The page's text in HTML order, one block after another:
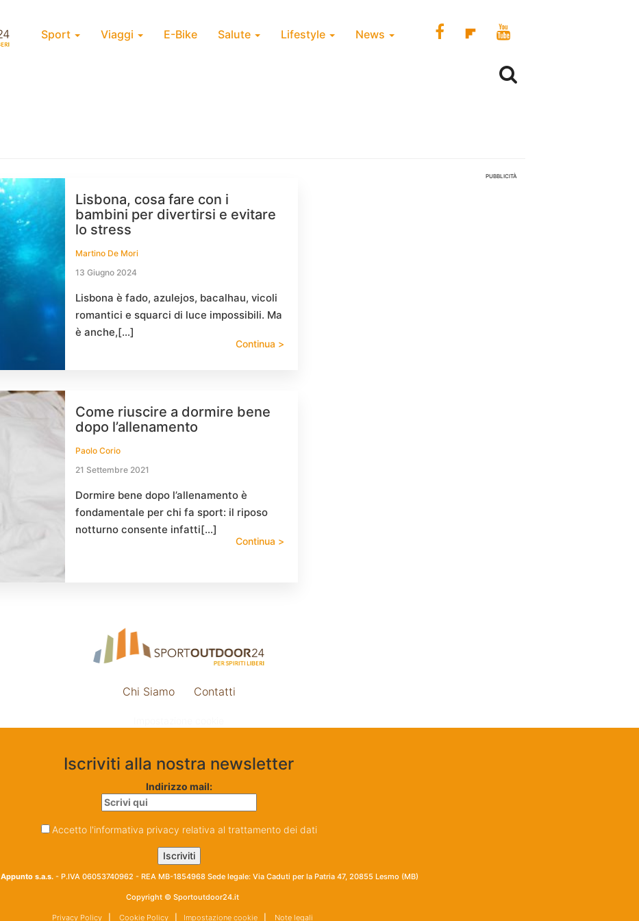
Sport Viaggi E-Bike Salute Lifestyle News
Lisbona, cosa fare con i
bambini per divertirsi e evitare
lo stress
Martino De Mori
13 Giugno 2024
Lisbona è fado, azulejos, bacalhau, vicoli
romantici e squarci di luce impossibili. Ma
è anche,[…]
Continua >
Come riuscire a dormire bene
dopo l’allenamento
Paolo Corio
21 Settembre 2021
Dormire bene dopo l’allenamento è
fondamentale per chi fa sport: il riposo
notturno consente infatti[…]
Continua >
PUBBLICITÀ
Chi Siamo Contatti
Iscriviti alla nostra newsletter
Indirizzo mail:
Accetto l'informativa privacy relativa al trattamento dei dati
Appunto s.a.s. - P.IVA 06053740962 - REA MB-1854968 Sede legale: Via Caduti per la Patria 47, 20855 Lesmo (MB)
Copyright © Sportoutdoor24.it
Privacy Policy| Cookie Policy| Impostazione cookie| Note legali